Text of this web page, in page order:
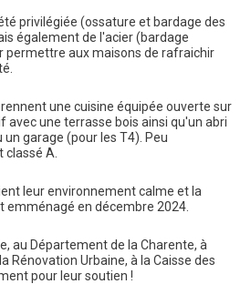
privilégiée (ossature et bardage des
également de l'acier (bardage
permettre aux maisons de rafraichir
une cuisine équipée ouverte sur
avec une terrasse bois ainsi qu'un abri
garage (pour les T4). Peu
classé A.
leur environnement calme et la
emménagé en décembre 2024.
au Département de la Charente, à
Rénovation Urbaine, à la Caisse des
pour leur soutien !